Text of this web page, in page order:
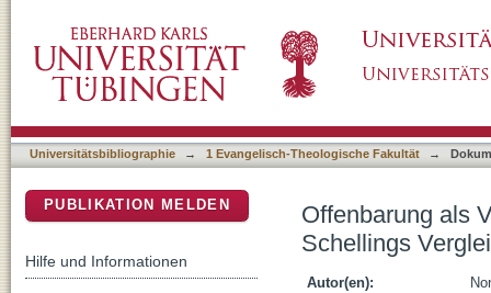
Spätphilosophie mit Luther
Universitätsbibliographie → 1 Evangelisch-Theologische Fakultät →
Offenbarung als
Schellings
Autor(en):
PUBLIKATION MELDEN
Hilfe und Informationen